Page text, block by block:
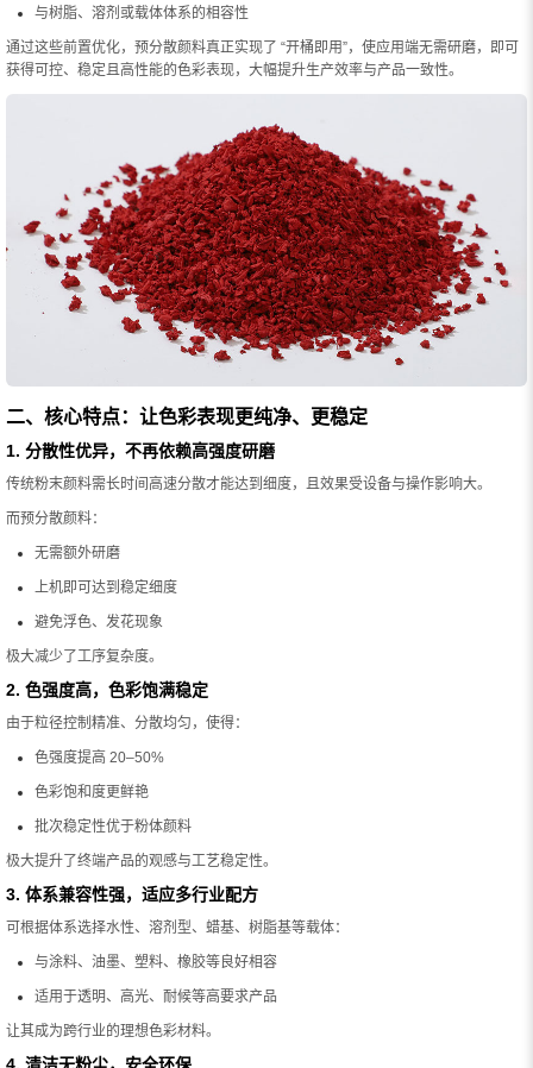
与树脂、溶剂或载体体系的相容性
通过这些前置优化，预分散颜料真正实现了 “开桶即用”，使应用端无需研磨，即可
获得可控、稳定且高性能的色彩表现，大幅提升生产效率与产品一致性。
二、核心特点：让色彩表现更纯净、更稳定
1. 分散性优异，不再依赖高强度研磨
传统粉末颜料需长时间高速分散才能达到细度，且效果受设备与操作影响大。
而预分散颜料：
无需额外研磨
上机即可达到稳定细度
避免浮色、发花现象
极大减少了工序复杂度。
2. 色强度高，色彩饱满稳定
由于粒径控制精准、分散均匀，使得：
色强度提高 20–50%
色彩饱和度更鲜艳
批次稳定性优于粉体颜料
极大提升了终端产品的观感与工艺稳定性。
3. 体系兼容性强，适应多行业配方
可根据体系选择水性、溶剂型、蜡基、树脂基等载体：
与涂料、油墨、塑料、橡胶等良好相容
适用于透明、高光、耐候等高要求产品
让其成为跨行业的理想色彩材料。